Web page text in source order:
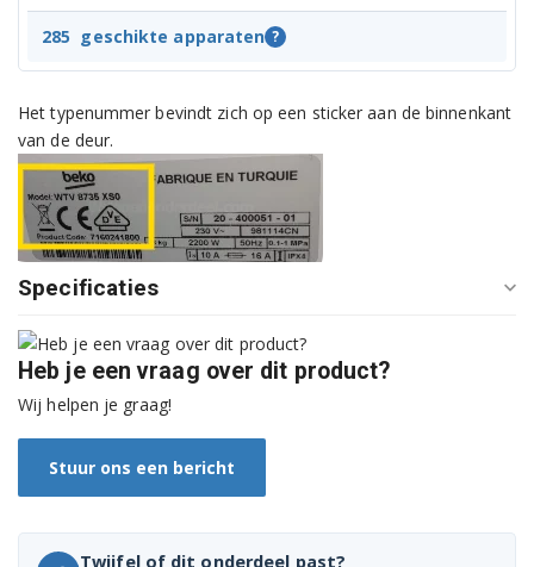
GWN47555C 7138244000
GWN48440C 7125543000
GWN48555C 7162844900
GWN57443C 7135541300
GWNE67E432 7138244300
GWNE68E430 7162844700
GWNE68E4321 7162846300
HTV7633X00 7166042000
HTV7716XWST 7178588100
285 geschikte apparaten ?
Het typenummer bevindt zich op een sticker aan de binnenkant
van de deur.
Specificaties
Heb je een vraag over dit product?
Wij helpen je graag!
Stuur ons een bericht
Twijfel of dit onderdeel past?